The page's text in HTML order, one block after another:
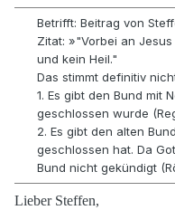
Betrifft: Beitrag von
Zitat: »"Vorbei an
und kein Heil."
Das stimmt definitiv
1. Es gibt den Bund mit
geschlossen wurde
2. Es gibt den alten
geschlossen hat. Da
Bund nicht gekündigt
Lieber Steffen,